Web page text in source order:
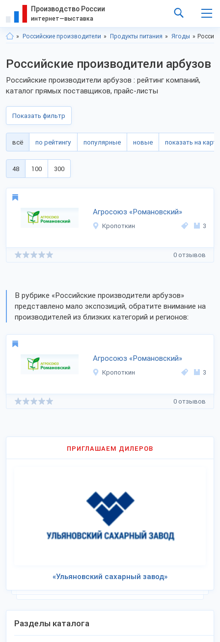
Производство России
интернет—выставка
Российские производители Продукты питания Ягоды
Российские производители арбузов
Российские производители арбузов : рейтинг компаний,
каталог прямых поставщиков, прайс-листы
Показать фильтр
всё по рейтингу популярные новые показать на карте
48 100 300
Агросоюз «Романовский»
Кропоткин 3
0 отзывов
В рубрике «Российские производители арбузов»
представлено мало экспозиций, обратите внимание на
производителей из близких категорий и регионов:
Агросоюз «Романовский»
Кропоткин 3
0 отзывов
ПРИГЛАШАЕМ ДИЛЕРОВ
«Ульяновский сахарный завод»
Разделы каталога